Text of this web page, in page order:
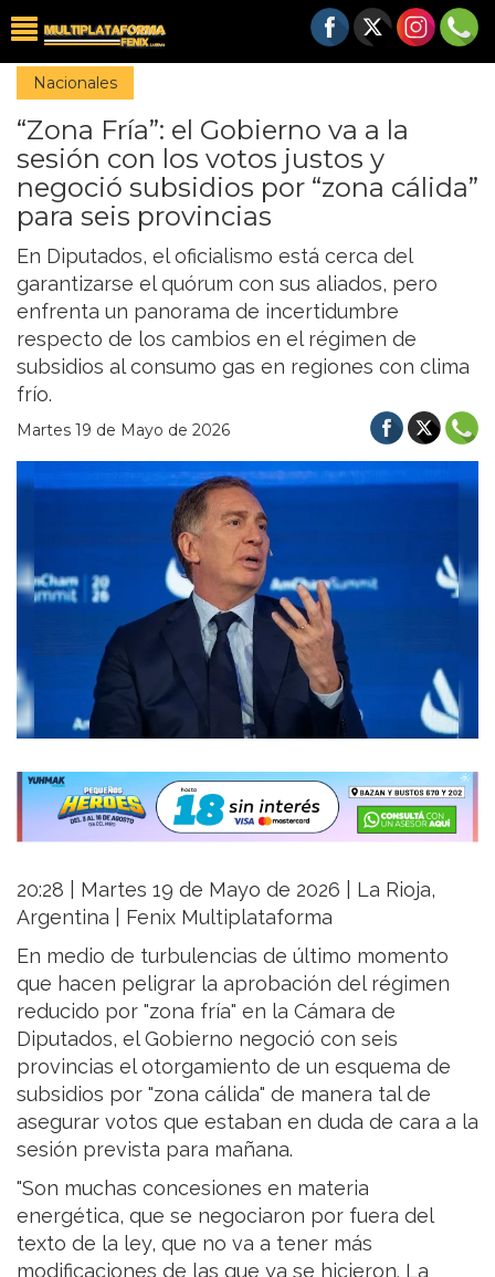
Nacionales
“Zona Fría”: el Gobierno va a la
sesión con los votos justos y
negoció subsidios por “zona cálida”
para seis provincias
En Diputados, el oficialismo está cerca del
garantizarse el quórum con sus aliados, pero
enfrenta un panorama de incertidumbre
respecto de los cambios en el régimen de
subsidios al consumo gas en regiones con clima
frío.
Martes 19 de Mayo de 2026
20:28 | Martes 19 de Mayo de 2026 | La Rioja,
Argentina | Fenix Multiplataforma
En medio de turbulencias de último momento
que hacen peligrar la aprobación del régimen
reducido por "zona fría" en la Cámara de
Diputados, el Gobierno negoció con seis
provincias el otorgamiento de un esquema de
subsidios por "zona cálida" de manera tal de
asegurar votos que estaban en duda de cara a la
sesión prevista para mañana.
"Son muchas concesiones en materia
energética, que se negociaron por fuera del
texto de la ley, que no va a tener más
modificaciones de las que ya se hicieron. La